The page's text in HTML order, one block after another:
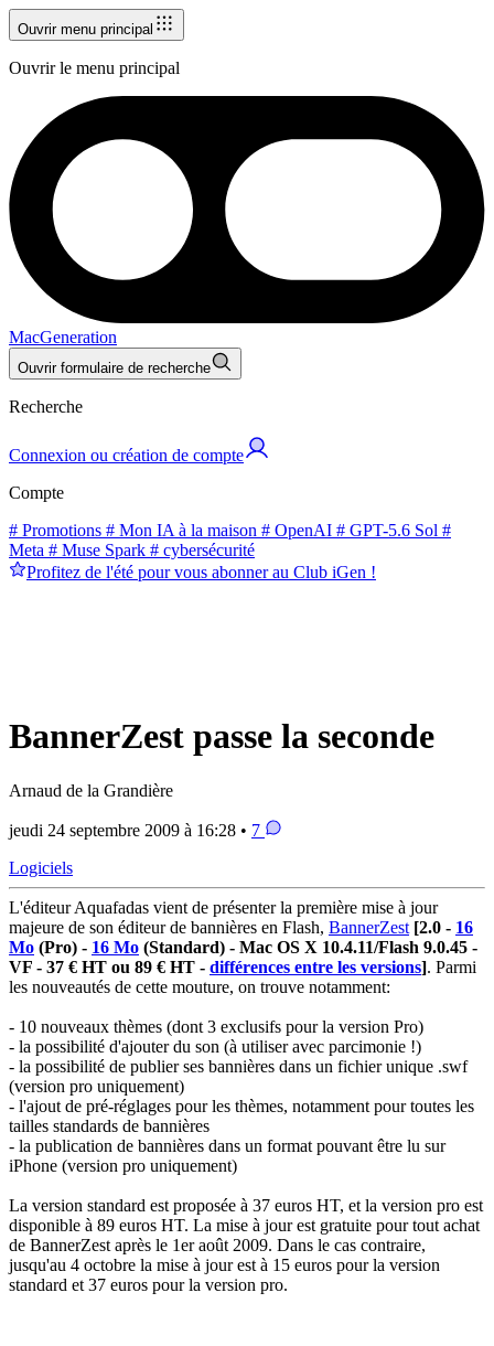
Ouvrir menu principal
Ouvrir le menu principal
MacGeneration
Ouvrir formulaire de recherche
Recherche
Connexion ou création de compte
Compte
# Promotions # Mon IA à la maison # OpenAI # GPT-5.6 Sol #
Meta # Muse Spark # cybersécurité
Profitez de l'été pour vous abonner au Club iGen !
BannerZest passe la seconde
Arnaud de la Grandière
jeudi 24 septembre 2009 à 16:28 • 7
Logiciels
L'éditeur Aquafadas vient de présenter la première mise à jour
majeure de son éditeur de bannières en Flash, BannerZest [2.0 - 16
Mo (Pro) - 16 Mo (Standard) - Mac OS X 10.4.11/Flash 9.0.45 -
VF - 37 € HT ou 89 € HT - différences entre les versions]. Parmi
les nouveautés de cette mouture, on trouve notamment:
- 10 nouveaux thèmes (dont 3 exclusifs pour la version Pro)
- la possibilité d'ajouter du son (à utiliser avec parcimonie !)
- la possibilité de publier ses bannières dans un fichier unique .swf
(version pro uniquement)
- l'ajout de pré-réglages pour les thèmes, notamment pour toutes les
tailles standards de bannières
- la publication de bannières dans un format pouvant être lu sur
iPhone (version pro uniquement)
La version standard est proposée à 37 euros HT, et la version pro est
disponible à 89 euros HT. La mise à jour est gratuite pour tout achat
de BannerZest après le 1er août 2009. Dans le cas contraire,
jusqu'au 4 octobre la mise à jour est à 15 euros pour la version
standard et 37 euros pour la version pro.